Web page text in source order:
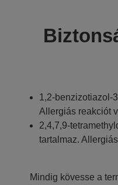
1,2-benzizotiazol-
Allergiás reakciót
2,4,7,9-
tartalmaz.
Mindig kövesse a